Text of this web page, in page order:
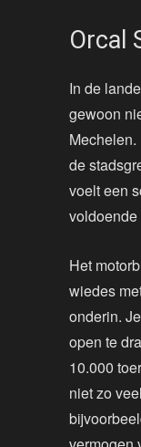
Orcal
In de
gewoon
de
voelt een
voldoende
Het
wiedes
onderin.
open te
10.000
niet zo